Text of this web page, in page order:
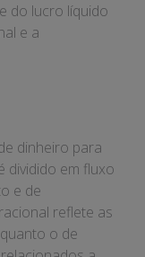
do lucro líquido
e a
dinheiro para
dividido em fluxo
e de
reflete as
o de